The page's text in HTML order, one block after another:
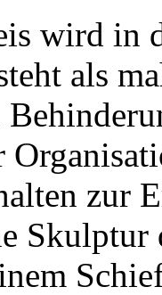
wird in
als
zur